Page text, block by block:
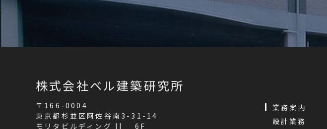
株式会社ベル建築研究所
〒166-0004
東京都杉並区阿佐谷南3-31-14
モリタビルディング || 6F
業務案内
設計業務